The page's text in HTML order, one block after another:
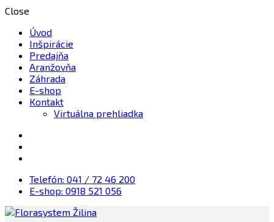
Close
Úvod
Inšpirácie
Predajňa
Aranžovňa
Záhrada
E-shop
Kontakt
Virtuálna prehliadka
Telefón: 041 / 72 46 200
E-shop: 0918 521 056